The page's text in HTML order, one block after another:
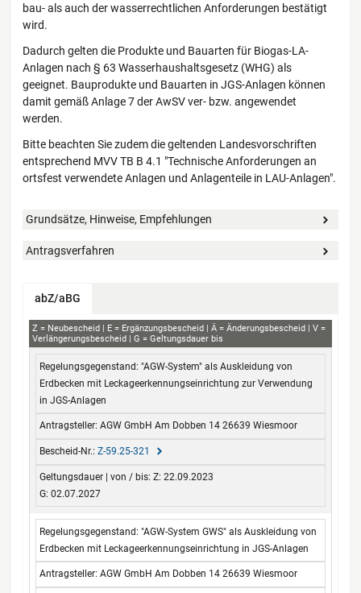
bau- als auch der wasserrechtlichen Anforderungen bestätigt
wird.
Dadurch gelten die Produkte und Bauarten für Biogas-LA-
Anlagen nach § 63 Wasserhaushaltsgesetz (WHG) als
geeignet. Bauprodukte und Bauarten in JGS-Anlagen können
damit gemäß Anlage 7 der AwSV ver- bzw. angewendet
werden.
Bitte beachten Sie zudem die geltenden Landesvorschriften
entsprechend MVV TB B 4.1 "Technische Anforderungen an
ortsfest verwendete Anlagen und Anlagenteile in LAU-Anlagen".
Grundsätze, Hinweise, Empfehlungen
Antragsverfahren
abZ/aBG
aBG
Z Neubescheid E Ergänzungsbescheid Ä Änderungsbescheid
V
Verlängerungsbescheid
G Geltungsdauer bis
"AGW-System" als Auskleidung von
Erdbecken mit Leckageerkennungseinrichtung zur Verwendung
in JGS-Anlagen
AGW GmbH Am Dobben 14 26639 Wiesmoor
Z-59.25-321
Z: 22.09.2023
G: 02.07.2027
"AGW-System GWS" als Auskleidung von
Erdbecken mit Leckageerkennungseinrichtung in JGS-Anlagen
AGW GmbH Am Dobben 14 26639 Wiesmoor